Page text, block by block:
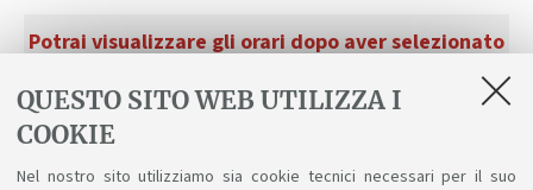
QUESTO SITO WEB UTILIZZA I
COOKIE
Nel nostro sito utilizziamo sia cookie tecnici necessari per il suo
Potrai visualizzare gli orari dopo aver selezionato